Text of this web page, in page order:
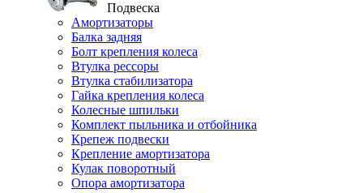
Подвеска
Амортизаторы
Балка задняя
Болт крепления колеса
Втулка рессоры
Втулка стабилизатора
Гайка крепления колеса
Колесные шпильки
Комплект пыльника и отбойника
Крепеж подвески
Крепление амортизатора
Кулак поворотный
Опора амортизатора